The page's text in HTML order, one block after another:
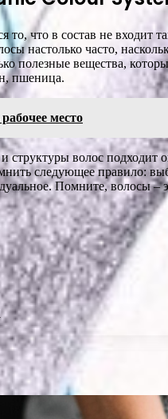
то, что в состав не входит
настолько часто,
полезные вещества,
пшеница.
место
структуры волос
следующее правило:
Помните, волосы –